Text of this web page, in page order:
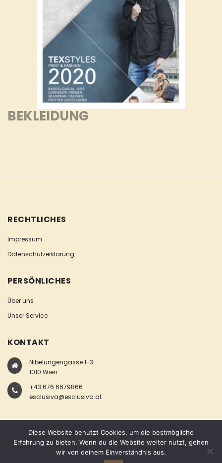
BEKLEIDUNG
RECHTLICHES
Impressum
Datenschutzerklärung
PERSÖNLICHES
Über uns
Unser Service
KONTAKT
Nibelungengasse 1-3
1010 Wien
+43 676 6679866
esclusiva@esclusiva.at
COPYRIGHT © ESCLUSIVA
Diese Website benutzt Cookies, um die bestmögliche
Erfahrung zu bieten. Wenn du die Website weiter nutzt, gehen
wir von deinem Einverständnis aus.